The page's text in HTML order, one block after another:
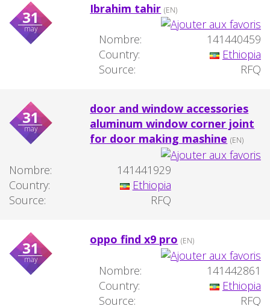
31
may
Ibrahim tahir (EN)
Nombre:
141440459
Country:
Ethiopia
Source:
RFQ
31
may
door and window accessories
aluminum window corner joint
for door making mashine (EN)
Nombre:
141441929
Country:
Ethiopia
Source:
RFQ
31
may
oppo find x9 pro (EN)
Nombre:
141442861
Country:
Ethiopia
Source:
RFQ